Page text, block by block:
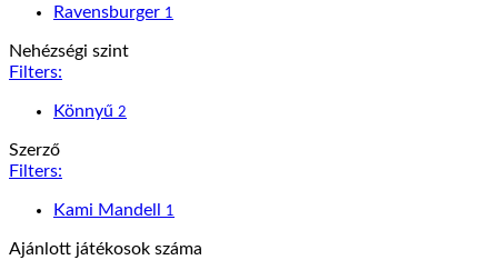
Ravensburger 1
Nehézségi szint
Filters:
Könnyű 2
Szerző
Filters:
Kami Mandell 1
Ajánlott játékosok száma